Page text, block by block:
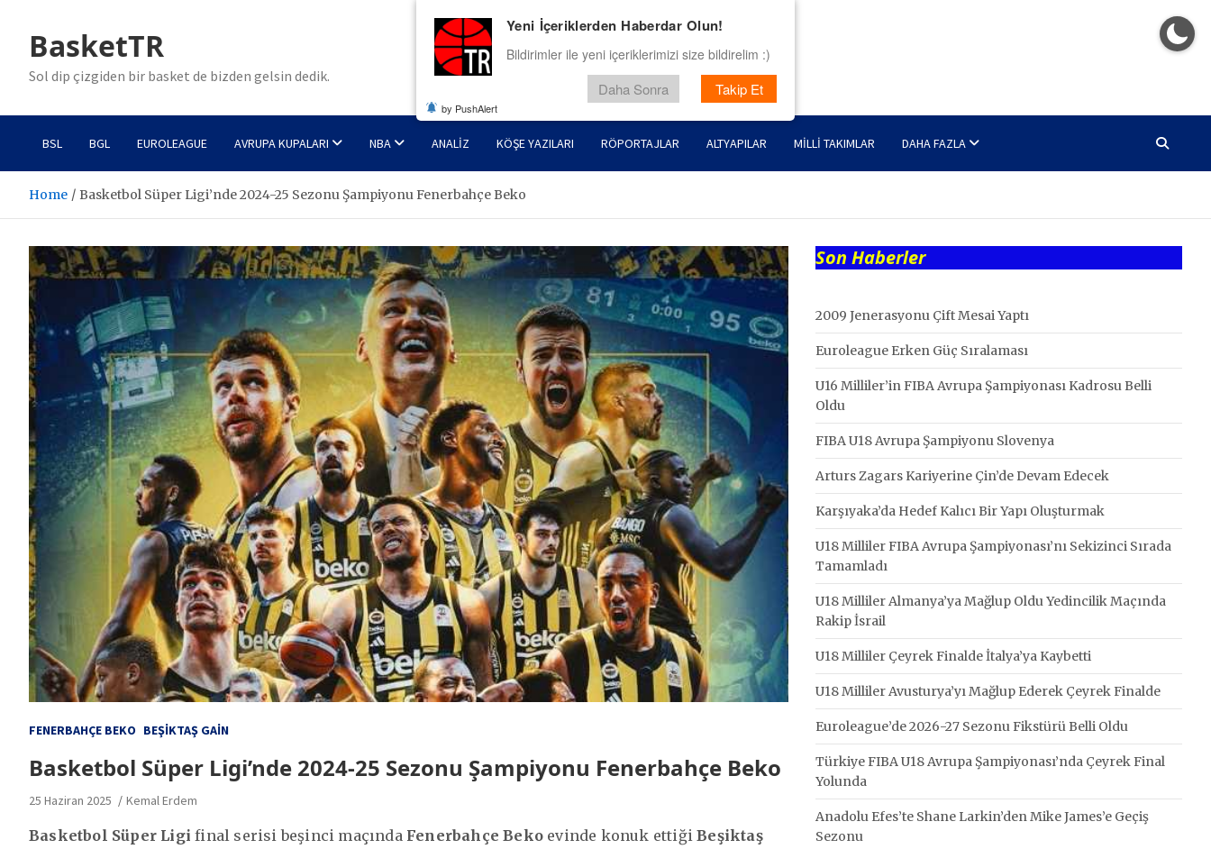
contentBasketTR
Sol dip çizgiden bir basket de bizden gelsin dedik.
BSL BGL EUROLEAGUE AVRUPA KUPALARI NBA ANALIZ KÖŞE YAZILARI RÖPORTAJLAR ALTYAPILAR MILLI TAKIMLAR DAHA FAZLA
Home Basketbol Süper Ligi’nde 2024-25 Sezonu Şampiyonu Fenerbahçe Beko
FENERBAHÇE BEKO BEŞIKTAŞ GAIN
Basketbol Süper Ligi’nde 2024-25 Sezonu Şampiyonu Fenerbahçe Beko
25 Haziran 2025 Kemal Erdem
Basketbol Süper Ligi final serisi beşinci maçında Fenerbahçe Beko evinde konuk ettiği Beşiktaş
Son Haberler
2009 Jenerasyonu Çift Mesai Yaptı
Euroleague Erken Güç Sıralaması
U16 Milliler’in FIBA Avrupa Şampiyonası Kadrosu Belli
Oldu
FIBA U18 Avrupa Şampiyonu Slovenya
Arturs Zagars Kariyerine Çin’de Devam Edecek
Karşıyaka’da Hedef Kalıcı Bir Yapı Oluşturmak
U18 Milliler FIBA Avrupa Şampiyonası’nı Sekizinci Sırada
Tamamladı
U18 Milliler Almanya’ya Mağlup Oldu Yedincilik Maçında
Rakip İsrail
U18 Milliler Çeyrek Finalde İtalya’ya Kaybetti
U18 Milliler Avusturya’yı Mağlup Ederek Çeyrek Finalde
Euroleague’de 2026-27 Sezonu Fikstürü Belli Oldu
Türkiye FIBA U18 Avrupa Şampiyonası’nda Çeyrek Final
Yolunda
Anadolu Efes’te Shane Larkin’den Mike James’e Geçiş
Sezonu
Yeni İçeriklerden Haberdar Olun!
Bildirimler ile yeni içeriklerimizi size bildirelim :)
Daha Sonra Takip Et
by PushAlert